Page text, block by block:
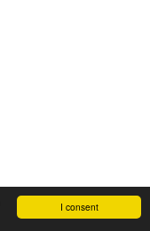
I consent